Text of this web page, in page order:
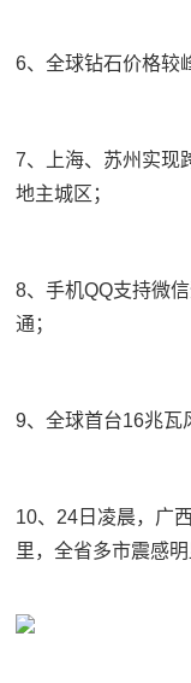
6、全球钻石价格较
7、上海、苏州实现
地主城区；
8、手机QQ支持微
通；
9、全球首台16兆瓦
10、24日凌晨，广
里，全省多市震感明